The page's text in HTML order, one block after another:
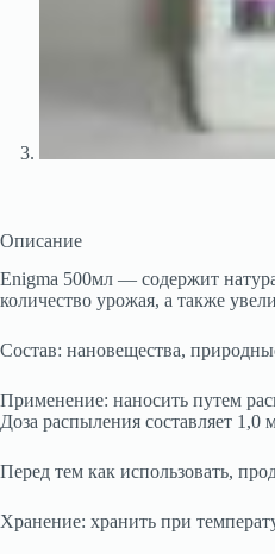
Описание
Enigma 500мл — содержит
количество урожая, а также
Состав: нановещества,
Применение: наносить путем
Доза распыления составляет
Перед тем как использовать,
Хранение: хранить при